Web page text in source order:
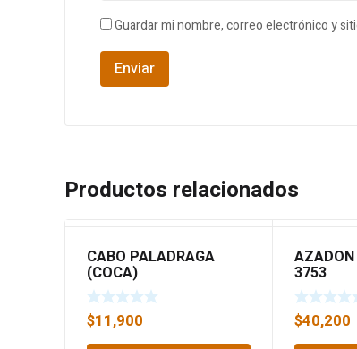
Guardar mi nombre, correo electrónico y
Productos relacionados
CABO PALADRAGA
(COCA)
$11,900
AZADON
3753
$40,200